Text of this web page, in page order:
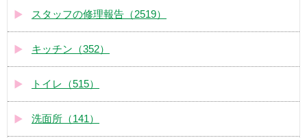
スタッフの修理報告（2519）
キッチン（352）
トイレ（515）
洗面所（141）